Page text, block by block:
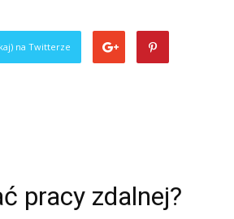
na Twitterze
pracy zdalnej?